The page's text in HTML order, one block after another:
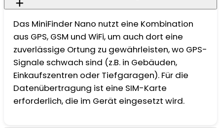
Das MiniFinder Nano nutzt eine Kombination
aus GPS, GSM und WiFi, um auch dort eine
zuverlässige Ortung zu gewährleisten, wo GPS-
Signale schwach sind (z.B. in Gebäuden,
Einkaufszentren oder Tiefgaragen). Für die
Datenübertragung ist eine SIM-Karte
erforderlich, die im Gerät eingesetzt wird.